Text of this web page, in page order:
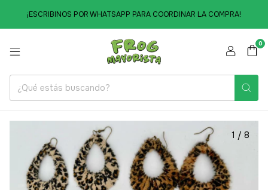
¡ESCRIBINOS POR WHATSAPP PARA COORDINAR LA COMPRA!
0
1 / 8